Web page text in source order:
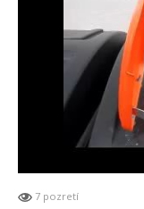
ÚDRŽBA ZELENE
7 pozretí